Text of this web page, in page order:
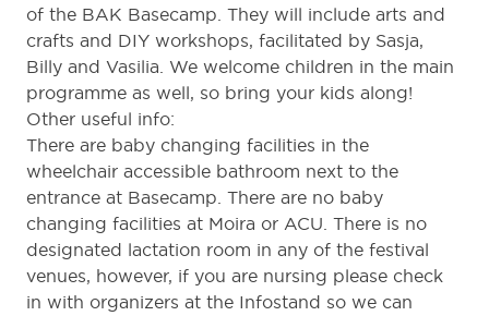
of the BAK Basecamp. They will include arts and
crafts and DIY workshops, facilitated by Sasja,
Billy and Vasilia. We welcome children in the main
programme as well, so bring your kids along!
Other useful info:
There are baby changing facilities in the
wheelchair accessible bathroom next to the
entrance at Basecamp. There are no baby
changing facilities at Moira or ACU. There is no
designated lactation room in any of the festival
venues, however, if you are nursing please check
in with organizers at the Infostand so we can